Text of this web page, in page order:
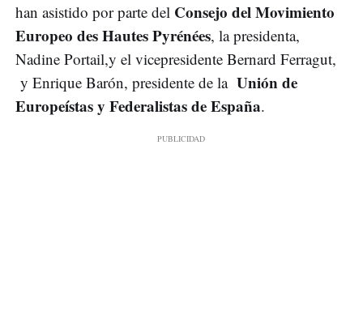
han asistido por parte del Consejo del Movimiento
Europeo des Hautes Pyrénées, la presidenta,
Nadine Portail,y el vicepresidente Bernard Ferragut,
y Enrique Barón, presidente de la Unión de
Europeístas y Federalistas de España.